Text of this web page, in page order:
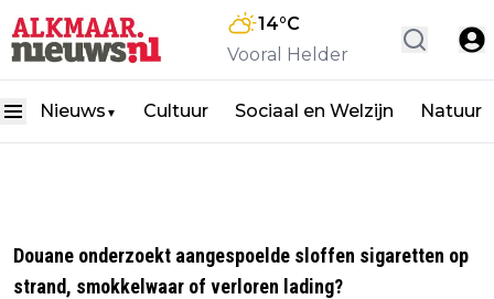
14°C
Vooral Helder
Nieuws ▼ Cultuur Sociaal en Welzijn Natuur
Douane onderzoekt aangespoelde sloffen sigaretten op
strand, smokkelwaar of verloren lading?